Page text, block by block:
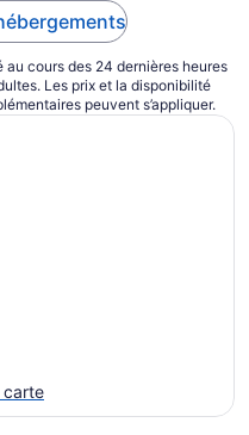
au cours des 24 dernières heures
Les prix et la disponibilité
peuvent s’appliquer.
carte